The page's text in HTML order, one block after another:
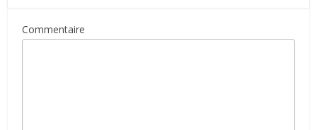
Commentaire